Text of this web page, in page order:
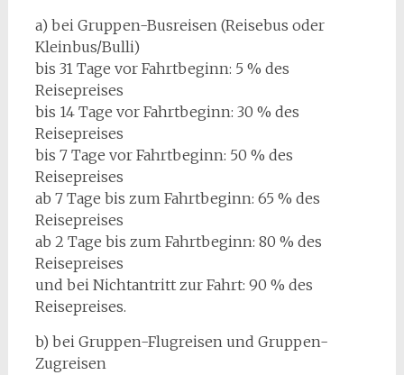
a) bei Gruppen-Busreisen (Reisebus oder
Kleinbus/Bulli)
bis 31 Tage vor Fahrtbeginn: 5 % des
Reisepreises
bis 14 Tage vor Fahrtbeginn: 30 % des
Reisepreises
bis 7 Tage vor Fahrtbeginn: 50 % des
Reisepreises
ab 7 Tage bis zum Fahrtbeginn: 65 % des
Reisepreises
ab 2 Tage bis zum Fahrtbeginn: 80 % des
Reisepreises
und bei Nichtantritt zur Fahrt: 90 % des
Reisepreises.
b) bei Gruppen-Flugreisen und Gruppen-
Zugreisen